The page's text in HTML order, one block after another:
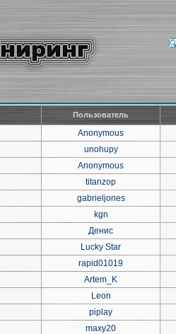
Пользователь
Anonymous
unohupy
Anonymous
titanzop
gabrieljones
kgn
Денис
Lucky Star
rapid01019
Artem_K
Leon
piplay
maxy20